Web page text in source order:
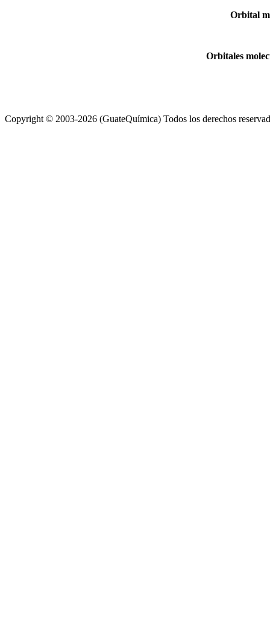
Orbital
Orbitales
Copyright © 2003-2026 (GuateQuímica) Todos los derechos